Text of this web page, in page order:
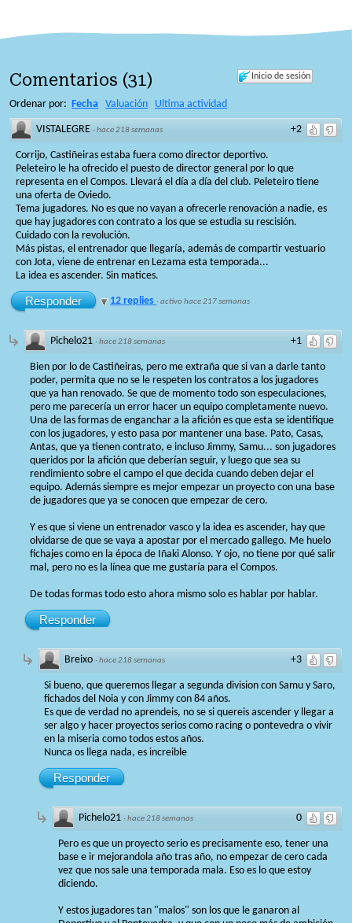
Inicio de sesión
Comentarios (31)
Ordenar por: Fecha Valuación Ultima actividad
+2
VISTALEGRE ·hace 218 semanas
Corrijo, Castiñeiras estaba fuera como director deportivo.
Peleteiro le ha ofrecido el puesto de director general por lo que
representa en el Compos. Llevará el día a día del club. Peleteiro tiene
una oferta de Oviedo.
Tema jugadores. No es que no vayan a ofrecerle renovación a nadie, es
que hay jugadores con contrato a los que se estudia su rescisión.
Cuidado con la revolución.
Más pistas, el entrenador que llegaría, además de compartir vestuario
con Jota, viene de entrenar en Lezama esta temporada...
La idea es ascender. Sin matices.
Responder 12 replies ·activo hace 217 semanas
+1
Pichelo21 ·hace 218 semanas
Bien por lo de Castiñeiras, pero me extraña que si van a darle tanto
poder, permita que no se le respeten los contratos a los jugadores
que ya han renovado. Se que de momento todo son especulaciones,
pero me parecería un error hacer un equipo completamente nuevo.
Una de las formas de enganchar a la afición es que esta se identifique
con los jugadores, y esto pasa por mantener una base. Pato, Casas,
Antas, que ya tienen contrato, e incluso Jimmy, Samu... son jugadores
queridos por la afición que deberían seguir, y luego que sea su
rendimiento sobre el campo el que decida cuando deben dejar el
equipo. Además siempre es mejor empezar un proyecto con una base
de jugadores que ya se conocen que empezar de cero.
Y es que si viene un entrenador vasco y la idea es ascender, hay que
olvidarse de que se vaya a apostar por el mercado gallego. Me huelo
fichajes como en la época de Iñaki Alonso. Y ojo, no tiene por qué salir
mal, pero no es la línea que me gustaría para el Compos.
De todas formas todo esto ahora mismo solo es hablar por hablar.
Responder
+3
Breixo ·hace 218 semanas
Si bueno, que queremos llegar a segunda division con Samu y Saro,
fichados del Noia y con Jimmy con 84 años.
Es que de verdad no aprendeis, no se si quereis ascender y llegar a
ser algo y hacer proyectos serios como racing o pontevedra o vivir
en la miseria como todos estos años.
Nunca os llega nada, es increible
Responder
0
Pichelo21 ·hace 218 semanas
Pero es que un proyecto serio es precisamente eso, tener una
base e ir mejorandola año tras año, no empezar de cero cada
vez que nos sale una temporada mala. Eso es lo que estoy
diciendo.
Y estos jugadores tan "malos" son los que le ganaron al